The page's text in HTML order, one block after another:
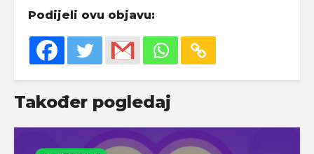
Podijeli ovu objavu:
Također pogledaj